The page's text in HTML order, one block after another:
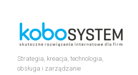
Strategia, kreacja, technologia,
obsługa i zarządzanie